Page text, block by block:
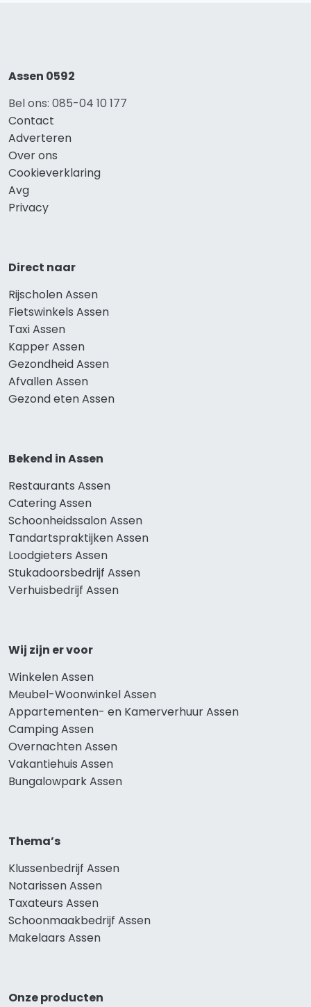
Assen 0592
Bel ons: 085-04 10 177
Contact
Adverteren
Over ons
Cookieverklaring
Avg
Privacy
Direct naar
Rijscholen Assen
Fietswinkels Assen
Taxi Assen
Kapper Assen
Gezondheid Assen
Afvallen Assen
Gezond eten Assen
Bekend in Assen
Restaurants Assen
Catering Assen
Schoonheidssalon Assen
Tandartspraktijken Assen
Loodgieters Assen
Stukadoorsbedrijf Assen
Verhuisbedrijf Assen
Wij zijn er voor
Winkelen Assen
Meubel-Woonwinkel Assen
Appartementen- en Kamerverhuur Assen
Camping Assen
Overnachten Assen
Vakantiehuis Assen
Bungalowpark Assen
Thema’s
Klussenbedrijf Assen
Notarissen Assen
Taxateurs Assen
Schoonmaakbedrijf Assen
Makelaars Assen
Onze producten